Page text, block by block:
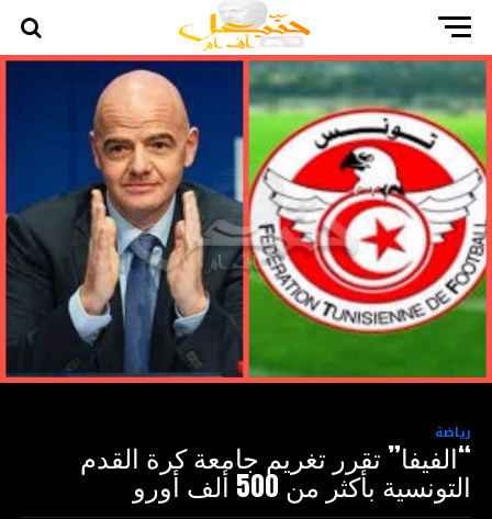
رياضة
“الفيفا” تقرر تغريم جامعة كرة القدم
التونسية بأكثر من 500 ألف أورو